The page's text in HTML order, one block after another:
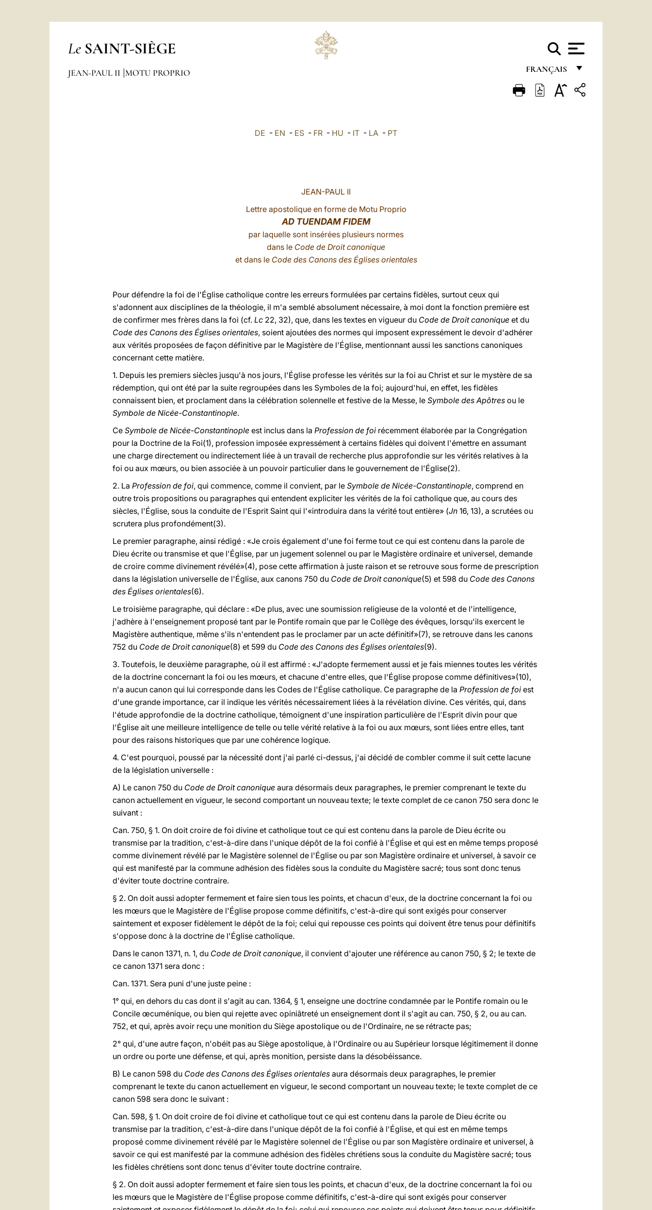
Le SAINT-SIÈGE
FRANÇAIS
FRANÇAIS
JEAN-PAUL II MOTU PROPRIO
DE - EN - ES - FR - HU - IT - LA - PT
JEAN-PAUL II
Lettre apostolique en forme de Motu Proprio
AD TUENDAM FIDEM
par laquelle sont insérées plusieurs normes
dans le Code de Droit canonique
et dans le Code des Canons des Églises orientales
Pour défendre la foi de l'Église catholique contre les erreurs formulées par certains fidèles, surtout ceux qui
s'adonnent aux disciplines de la théologie, il m'a semblé absolument nécessaire, à moi dont la fonction première est
de confirmer mes frères dans la foi (cf. Lc 22, 32), que, dans les textes en vigueur du Code de Droit canonique et du
Code des Canons des Églises orientales, soient ajoutées des normes qui imposent expressément le devoir d'adhérer
aux vérités proposées de façon définitive par le Magistère de l'Église, mentionnant aussi les sanctions canoniques
concernant cette matière.
1. Depuis les premiers siècles jusqu'à nos jours, l'Église professe les vérités sur la foi au Christ et sur le mystère de sa
rédemption, qui ont été par la suite regroupées dans les Symboles de la foi; aujourd'hui, en effet, les fidèles
connaissent bien, et proclament dans la célébration solennelle et festive de la Messe, le Symbole des Apôtres ou le
Symbole de Nicée-Constantinople.
Ce Symbole de Nicée-Constantinople est inclus dans la Profession de foi récemment élaborée par la Congrégation
pour la Doctrine de la Foi(1), profession imposée expressément à certains fidèles qui doivent l'émettre en assumant
une charge directement ou indirectement liée à un travail de recherche plus approfondie sur les vérités relatives à la
foi ou aux mœurs, ou bien associée à un pouvoir particulier dans le gouvernement de l'Église(2).
2. La Profession de foi, qui commence, comme il convient, par le Symbole de Nicée-Constantinople, comprend en
outre trois propositions ou paragraphes qui entendent expliciter les vérités de la foi catholique que, au cours des
siècles, l'Église, sous la conduite de l'Esprit Saint qui l'«introduira dans la vérité tout entière» (Jn 16, 13), a scrutées ou
scrutera plus profondément(3).
Le premier paragraphe, ainsi rédigé : «Je crois également d'une foi ferme tout ce qui est contenu dans la parole de
Dieu écrite ou transmise et que l'Église, par un jugement solennel ou par le Magistère ordinaire et universel, demande
de croire comme divinement révélé»(4), pose cette affirmation à juste raison et se retrouve sous forme de prescription
dans la législation universelle de l'Église, aux canons 750 du Code de Droit canonique(5) et 598 du Code des Canons
des Églises orientales(6).
Le troisième paragraphe, qui déclare : «De plus, avec une soumission religieuse de la volonté et de l'intelligence,
j'adhère à l'enseignement proposé tant par le Pontife romain que par le Collège des évêques, lorsqu'ils exercent le
Magistère authentique, même s'ils n'entendent pas le proclamer par un acte définitif»(7), se retrouve dans les canons
752 du Code de Droit canonique(8) et 599 du Code des Canons des Églises orientales(9).
3. Toutefois, le deuxième paragraphe, où il est affirmé : «J'adopte fermement aussi et je fais miennes toutes les vérités
de la doctrine concernant la foi ou les mœurs, et chacune d'entre elles, que l'Église propose comme définitives»(10),
n'a aucun canon qui lui corresponde dans les Codes de l'Église catholique. Ce paragraphe de la Profession de foi est
d'une grande importance, car il indique les vérités nécessairement liées à la révélation divine. Ces vérités, qui, dans
l'étude approfondie de la doctrine catholique, témoignent d'une inspiration particulière de l'Esprit divin pour que
l'Église ait une meilleure intelligence de telle ou telle vérité relative à la foi ou aux mœurs, sont liées entre elles, tant
pour des raisons historiques que par une cohérence logique.
4. C'est pourquoi, poussé par la nécessité dont j'ai parlé ci-dessus, j'ai décidé de combler comme il suit cette lacune
de la législation universelle :
A) Le canon 750 du Code de Droit canonique aura désormais deux paragraphes, le premier comprenant le texte du
canon actuellement en vigueur, le second comportant un nouveau texte; le texte complet de ce canon 750 sera donc le
suivant :
Can. 750, § 1. On doit croire de foi divine et catholique tout ce qui est contenu dans la parole de Dieu écrite ou
transmise par la tradition, c'est-à-dire dans l'unique dépôt de la foi confié à l'Église et qui est en même temps proposé
comme divinement révélé par le Magistère solennel de l'Église ou par son Magistère ordinaire et universel, à savoir ce
qui est manifesté par la commune adhésion des fidèles sous la conduite du Magistère sacré; tous sont donc tenus
d'éviter toute doctrine contraire.
§ 2. On doit aussi adopter fermement et faire sien tous les points, et chacun d'eux, de la doctrine concernant la foi ou
les mœurs que le Magistère de l'Église propose comme définitifs, c'est-à-dire qui sont exigés pour conserver
saintement et exposer fidèlement le dépôt de la foi; celui qui repousse ces points qui doivent être tenus pour définitifs
s'oppose donc à la doctrine de l'Église catholique.
Dans le canon 1371, n. 1, du Code de Droit canonique, il convient d'ajouter une référence au canon 750, § 2; le texte de
ce canon 1371 sera donc :
Can. 1371. Sera puni d'une juste peine :
1° qui, en dehors du cas dont il s'agit au can. 1364, § 1, enseigne une doctrine condamnée par le Pontife romain ou le
Concile œcuménique, ou bien qui rejette avec opiniâtreté un enseignement dont il s'agit au can. 750, § 2, ou au can.
752, et qui, après avoir reçu une monition du Siège apostolique ou de l'Ordinaire, ne se rétracte pas;
2° qui, d'une autre façon, n'obéit pas au Siège apostolique, à l'Ordinaire ou au Supérieur lorsque légitimement il donne
un ordre ou porte une défense, et qui, après monition, persiste dans la désobéissance.
B) Le canon 598 du Code des Canons des Églises orientales aura désormais deux paragraphes, le premier
comprenant le texte du canon actuellement en vigueur, le second comportant un nouveau texte; le texte complet de ce
canon 598 sera donc le suivant :
Can. 598, § 1. On doit croire de foi divine et catholique tout ce qui est contenu dans la parole de Dieu écrite ou
transmise par la tradition, c'est-à-dire dans l'unique dépôt de la foi confié à l'Église, et qui est en même temps
proposé comme divinement révélé par le Magistère solennel de l'Église ou par son Magistère ordinaire et universel, à
savoir ce qui est manifesté par la commune adhésion des fidèles chrétiens sous la conduite du Magistère sacré; tous
les fidèles chrétiens sont donc tenus d'éviter toute doctrine contraire.
§ 2. On doit aussi adopter fermement et faire sien tous les points, et chacun d'eux, de la doctrine concernant la foi ou
les mœurs que le Magistère de l'Église propose comme définitifs, c'est-à-dire qui sont exigés pour conserver